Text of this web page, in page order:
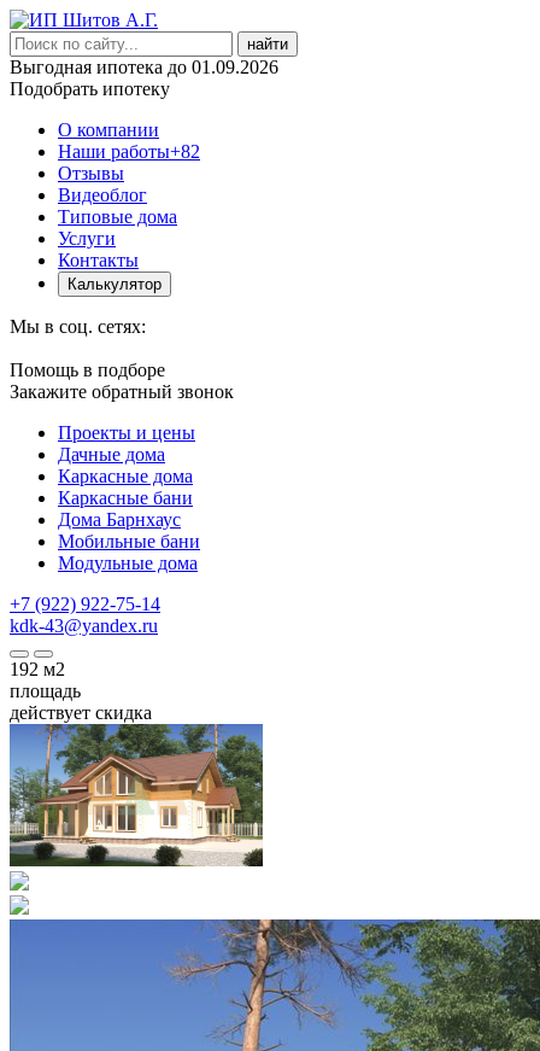
найти
Выгодная ипотека до 01.09.2026
Подобрать ипотеку
О компании
Наши работы+82
Отзывы
Видеоблог
Типовые дома
Услуги
Контакты
Калькулятор
Мы в соц. сетях:
Помощь в подборе
Закажите обратный звонок
Проекты и цены
Дачные дома
Каркасные дома
Каркасные бани
Дома Барнхаус
Мобильные бани
Модульные дома
+7 (922) 922-75-14
kdk-43@yandex.ru
192 м2
площадь
действует скидка